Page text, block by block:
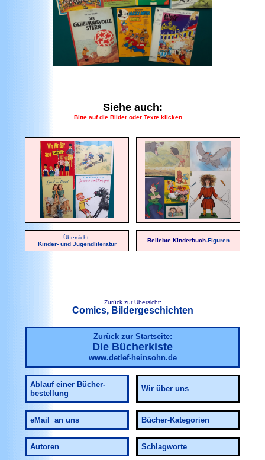
Siehe auch:
Bitte auf die Bilder oder Texte klicken ...
Übersicht:
Kinder- und Jugendliteratur
Beliebte Kinderbuch-Figuren
Zurück zur Übersicht:
Comics, Bildergeschichten
Zurück zur Startseite:
Die Bücherkiste
www.detlef-heinsohn.de
Ablauf einer Bücher-
bestellung
Wir über uns
eMail an uns Bücher-Kategorien
Autoren Schlagworte